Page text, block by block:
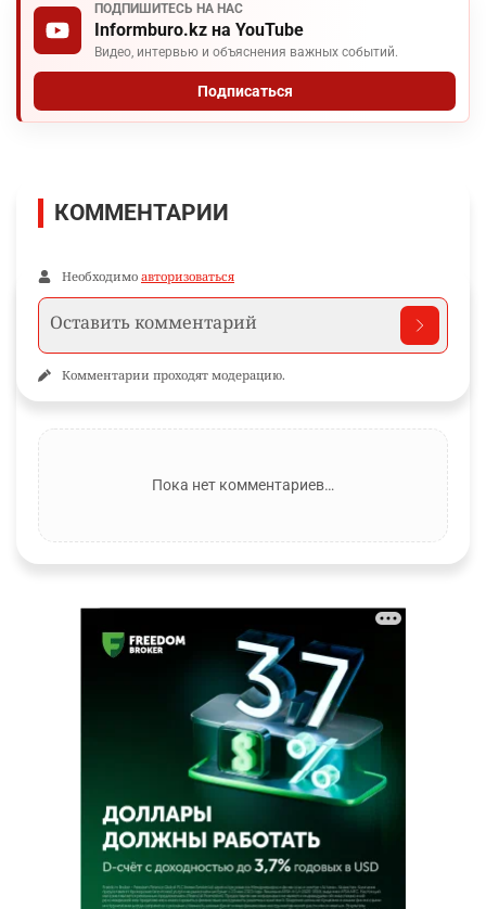
ПОДПИШИТЕСЬ НА НАС
Informburo.kz на YouTube
Видео, интервью и объяснения важных событий.
Подписаться
КОММЕНТАРИИ
Необходимо авторизоваться
Комментарии проходят модерацию.
Пока нет комментариев…